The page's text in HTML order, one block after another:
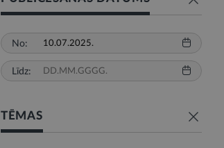
No:
Līdz:
TĒMAS